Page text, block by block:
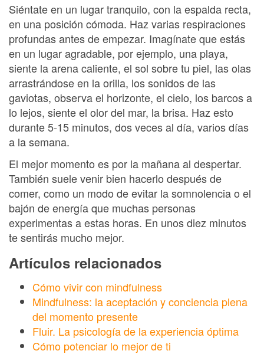
Siéntate en un lugar tranquilo, con la espalda recta,
en una posición cómoda. Haz varias respiraciones
profundas antes de empezar. Imagínate que estás
en un lugar agradable, por ejemplo, una playa,
siente la arena caliente, el sol sobre tu piel, las olas
arrastrándose en la orilla, los sonidos de las
gaviotas, observa el horizonte, el cielo, los barcos a
lo lejos, siente el olor del mar, la brisa. Haz esto
durante 5-15 minutos, dos veces al día, varios días
a la semana.
El mejor momento es por la mañana al despertar.
También suele venir bien hacerlo después de
comer, como un modo de evitar la somnolencia o el
bajón de energía que muchas personas
experimentas a estas horas. En unos diez minutos
te sentirás mucho mejor.
Artículos relacionados
Cómo vivir con mindfulness
Mindfulness: la aceptación y conciencia plena
del momento presente
Fluir. La psicología de la experiencia óptima
Cómo potenciar lo mejor de ti